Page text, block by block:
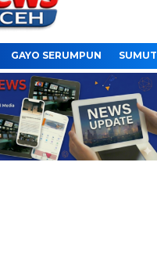
GAYO SERUMPUN SUMUT